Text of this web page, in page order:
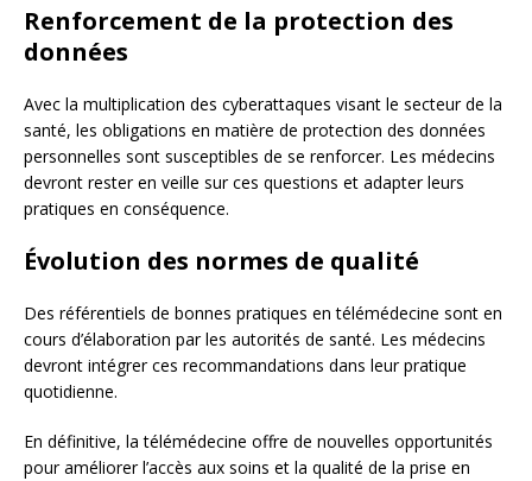
Renforcement de la protection des
données
Avec la multiplication des cyberattaques visant le secteur de la
santé, les obligations en matière de protection des données
personnelles sont susceptibles de se renforcer. Les médecins
devront rester en veille sur ces questions et adapter leurs
pratiques en conséquence.
Évolution des normes de qualité
Des référentiels de bonnes pratiques en télémédecine sont en
cours d’élaboration par les autorités de santé. Les médecins
devront intégrer ces recommandations dans leur pratique
quotidienne.
En définitive, la télémédecine offre de nouvelles opportunités
pour améliorer l’accès aux soins et la qualité de la prise en